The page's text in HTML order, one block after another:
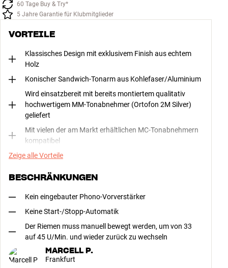
60 Tage Buy & Try*
5 Jahre Garantie für Klubmitglieder
VORTEILE
Klassisches Design mit exklusivem Finish aus echtem
Holz
Konischer Sandwich-Tonarm aus Kohlefaser/Aluminium
Wird einsatzbereit mit bereits montiertem qualitativ
hochwertigem MM-Tonabnehmer (Ortofon 2M Silver)
geliefert
Mit vielen der am Markt erhältlichen MC-Tonabnehmern
kompatibel
Zeige alle Vorteile
BESCHRÄNKUNGEN
Kein eingebauter Phono-Vorverstärker
Keine Start-/Stopp-Automatik
Der Riemen muss manuell bewegt werden, um von 33
auf 45 U/Min. und wieder zurück zu wechseln
MARCELL P.
Frankfurt